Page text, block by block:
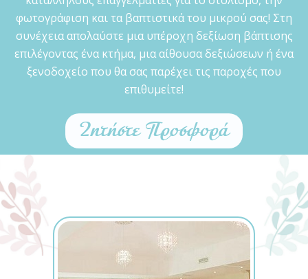
φωτογράφιση και τα βαπτιστικά του μικρού σας! Στη
συνέχεια απολαύστε μια υπέροχη δεξίωση βάπτισης
επιλέγοντας ένα κτήμα, μια αίθουσα δεξιώσεων ή ένα
ξενοδοχείο που θα σας παρέχει τις παροχές που
επιθυμείτε!
Ζητήστε Προσφορά